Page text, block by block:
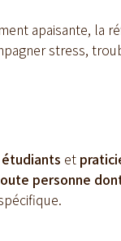
apaisante, la
stress,
étudiants et
personne